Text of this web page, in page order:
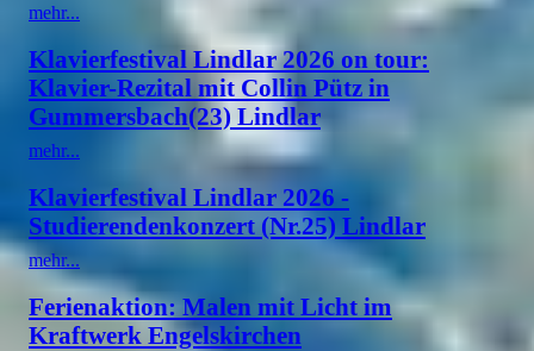
mehr...
Klavierfestival Lindlar 2026 on tour:
Klavier-Rezital mit Collin Pütz in
Gummersbach(23) Lindlar
mehr...
Klavierfestival Lindlar 2026 -
Studierendenkonzert (Nr.25) Lindlar
mehr...
Ferienaktion: Malen mit Licht im
Kraftwerk Engelskirchen